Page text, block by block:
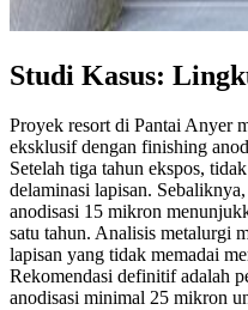
Studi Kasus:
Proyek resort di Pantai Anyer
eksklusif dengan finishing
Setelah tiga tahun ekspos,
delaminasi lapisan.
anodisasi 15 mikron
satu tahun. Analisis metalurgi
lapisan yang tidak memadai
Rekomendasi definitif adalah
anodisasi minimal 25 mikron